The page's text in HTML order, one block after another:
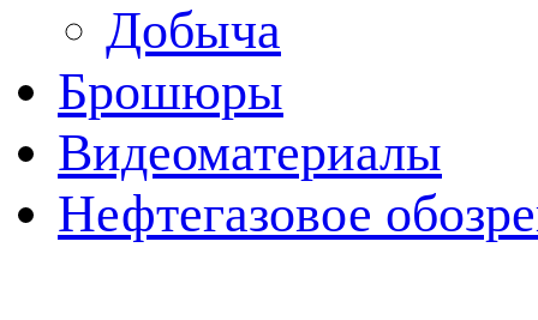
Добыча
Брошюры
Видеоматериалы
Нефтегазовое